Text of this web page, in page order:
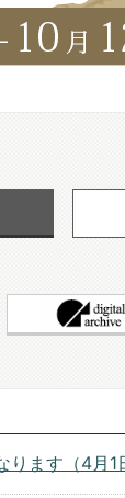
ます（4月1